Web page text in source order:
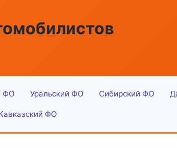
ФО Уральский ФО Сибирский ФО
ФО